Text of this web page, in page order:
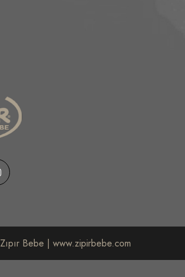
Zıpır Bebe | www.zipirbebe.com